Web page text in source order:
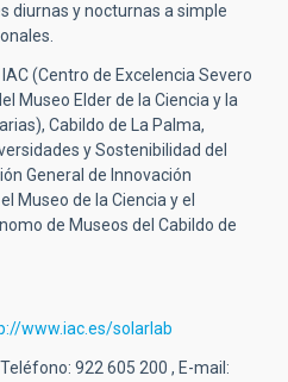
diurnas y nocturnas a simple
(Centro de Excelencia Severo
Museo Elder de la Ciencia y la
Cabildo de La Palma,
y Sostenibilidad del
General de Innovación
Museo de la Ciencia y el
de Museos del Cabildo de
www.iac.es/solarlab
922 605 200 , E-mail: